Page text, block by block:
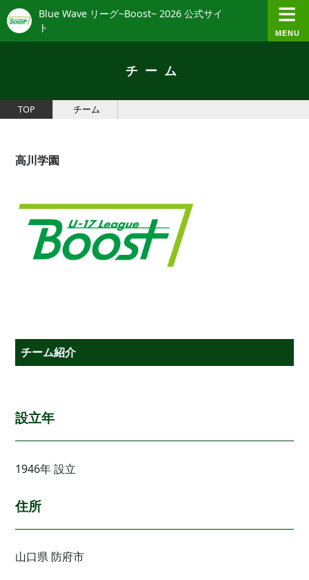
Blue Wave リーグ~Boost~ 2026 公式サイ
ト
チーム
TOP チーム
高川学園
チーム紹介
設立年
1946年 設立
住所
山口県 防府市